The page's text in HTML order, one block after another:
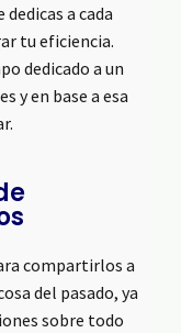
a cada
tu eficiencia.
dedicado a un
y en base a esa
compartirlos a
del pasado, ya
sobre todo